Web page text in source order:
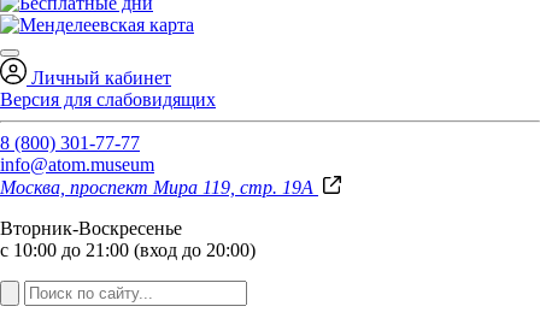
Личный кабинет
Версия для слабовидящих
8 (800) 301-77-77
info@atom.museum
Москва, проспект Мира 119, стр. 19А
Вторник-Воскресенье
с 10:00 до 21:00 (вход до 20:00)